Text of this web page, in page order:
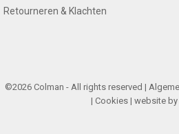
Retourneren & Klachten
©2026 Colman - All rights reserved |
| Cookies | website by